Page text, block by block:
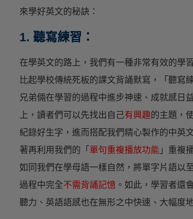
來學好英文的秘訣：
1. 聽寫練習：
在學英文的路上，我們有一種非常有效的學
比起學校傳統死板的課文背誦默寫，「聽寫
兄弟倆在學習的過程中進步神速、成就感日
上，讀者們可以先找出自己有興趣 的主題，
紀錄好生字，進而搭配我們精心製作的中英
著再利用我們的「 單句重複播放功能 」重複
如同我們在學母語一樣自然，將單字片語以
過程中完全不需背誦記憶 。如此，學習者還
聽力、英語語感也在無形之中快速、大幅度